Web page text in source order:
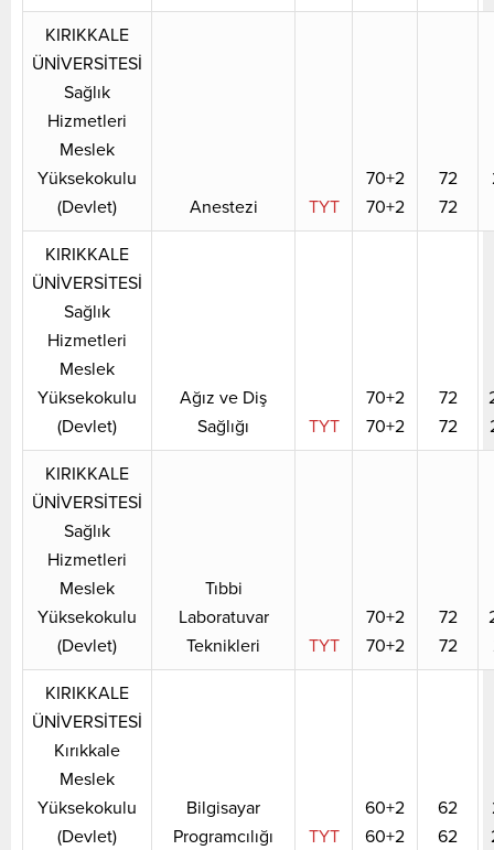
KIRIKKALE
ÜNİVERSİTESİ
Sağlık
Hizmetleri
Meslek
Yüksekokulu
(Devlet)
Anestezi TYT
70+2
70+2
72
72
KIRIKKALE
ÜNİVERSİTESİ
Sağlık
Hizmetleri
Meslek
Yüksekokulu
(Devlet)
Ağız ve Diş
Sağlığı
TYT
70+2
70+2
72
72
KIRIKKALE
ÜNİVERSİTESİ
Sağlık
Hizmetleri
Meslek
Yüksekokulu
(Devlet)
Tıbbi
Laboratuvar
Teknikleri
TYT
70+2
70+2
72
72
KIRIKKALE
ÜNİVERSİTESİ
Kırıkkale
Meslek
Yüksekokulu
(Devlet)
Bilgisayar
Programcılığı
TYT
60+2
60+2
62
62